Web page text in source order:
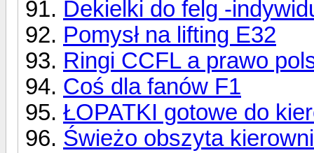
Dekielki do felg -
Pomysł na lifting E32
Ringi CCFL a prawo
Coś dla fanów F1
ŁOPATKI gotowe do
Świeżo obszyta